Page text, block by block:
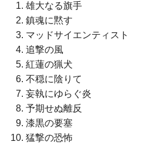
雄大なる旗手
鎮魂に黙す
マッドサイエンティスト
追撃の風
紅蓮の猟犬
不穏に陰りて
妄執にゆらぐ炎
予期せぬ離反
漆黒の要塞
猛撃の恐怖